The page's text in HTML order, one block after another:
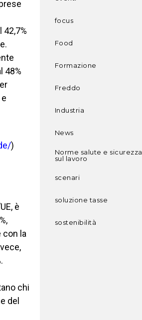
48%
)
è
con la
chi
del
focus
Food
Formazione
Freddo
Industria
News
Norme salute e sicurezza
sul lavoro
scenari
soluzione tasse
sostenibilità